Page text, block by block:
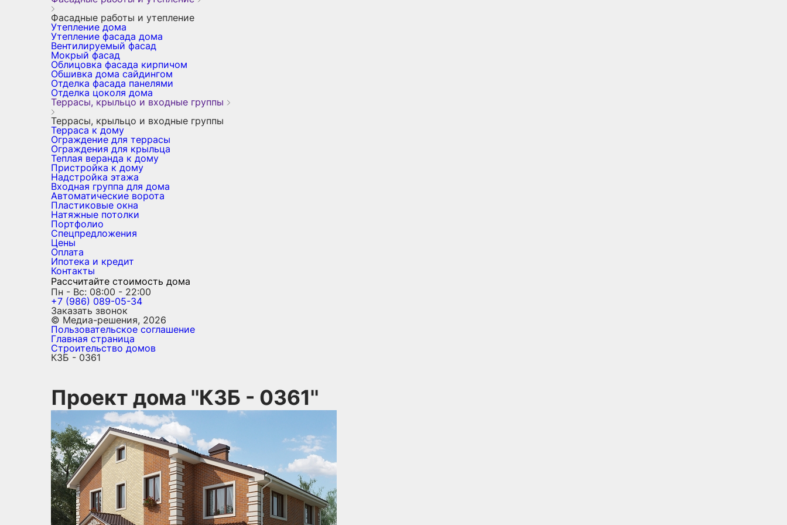
Фасадные работы и утепление
Утепление дома
Утепление фасада дома
Вентилируемый фасад
Мокрый фасад
Облицовка фасада кирпичом
Обшивка дома сайдингом
Отделка фасада панелями
Отделка цоколя дома
Террасы, крыльцо и входные группы
Террасы, крыльцо и входные группы
Терраса к дому
Ограждение для террасы
Ограждения для крыльца
Теплая веранда к дому
Пристройка к дому
Надстройка этажа
Входная группа для дома
Автоматические ворота
Пластиковые окна
Натяжные потолки
Портфолио
Спецпредложения
Цены
Оплата
Ипотека и кредит
Контакты
Рассчитайте стоимость дома
Пн - Вс: 08:00 - 22:00
+7 (986) 089-05-34
Заказать звонок
© Медиа-решения, 2026
Пользовательское соглашение
Главная страница
Строительство домов
КЗБ - 0361
Проект дома ''КЗБ - 0361''